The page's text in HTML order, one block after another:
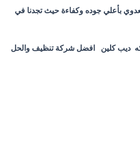
بأعلي جوده وكفاءة حيث تجدنا في
ديب كلين افضل شركة تنظيف والحل